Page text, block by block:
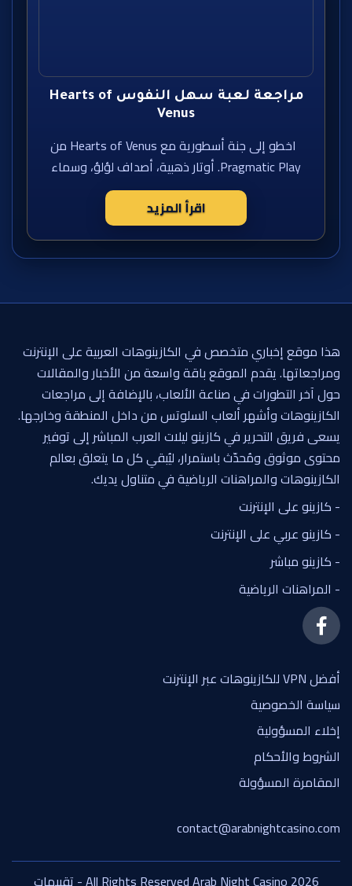
مراجعة لعبة سهل النفوس Hearts of
Venus
اخطو إلى جنة أسطورية مع Hearts of Venus من
Pragmatic Play. أوتار ذهبية، أصداف لؤلؤ، وسماء
اقرأ المزيد
هذا موقع إخباري متخصص في الكازينوهات العربية على الإنترنت
ومراجعاتها. يقدم الموقع باقة واسعة من الأخبار والمقالات
حول آخر التطورات في صناعة الألعاب، بالإضافة إلى مراجعات
الكازينوهات وأشهر ألعاب السلوتس من داخل المنطقة وخارجها.
يسعى فريق التحرير في كازينو ليلات العرب المباشر إلى توفير
محتوى موثوق ومُحدّث باستمرار، ليُبقي كل ما يتعلق بعالم
الكازينوهات والمراهنات الرياضية في متناول يديك.
- كازينو على الإنترنت
- كازينو عربي على الإنترنت
- كازينو مباشر
- المراهنات الرياضية
أفضل VPN للكازينوهات عبر الإنترنت
سياسة الخصوصية
إخلاء المسؤولية
الشروط والأحكام
المقامرة المسؤولة
contact@arabnightcasino.com
All Rights Reserved Arab Night Casino 2026 - تقييمات